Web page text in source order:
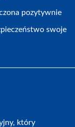
pozytywnie
swoje
który